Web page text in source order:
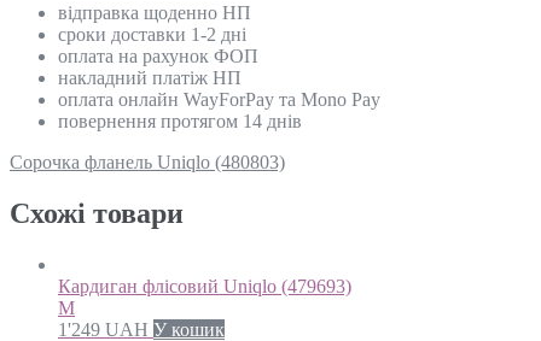
відправка щоденно НП
сроки доставки 1-2 дні
оплата на рахунок ФОП
накладний платіж НП
оплата онлайн WayForPay та Mono Pay
повернення протягом 14 днів
Сорочка фланель Uniqlo (480803)
Схожi товари
Кардиган флісовий Uniqlo (479693)
M
1'249 UAH У кошик